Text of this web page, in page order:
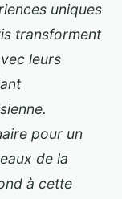
uniques
transforment
leurs
pour un
de la
à cette